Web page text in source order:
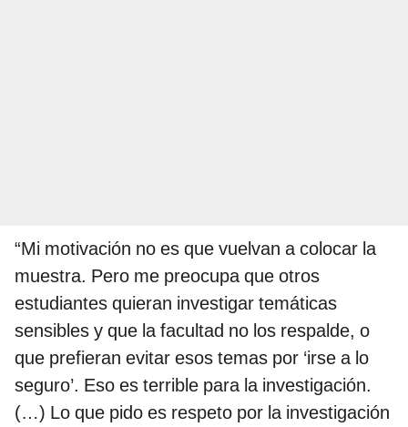
“Mi motivación no es que vuelvan a colocar la
muestra. Pero me preocupa que otros
estudiantes quieran investigar temáticas
sensibles y que la facultad no los respalde, o
que prefieran evitar esos temas por ‘irse a lo
seguro’. Eso es terrible para la investigación.
(…) Lo que pido es respeto por la investigación